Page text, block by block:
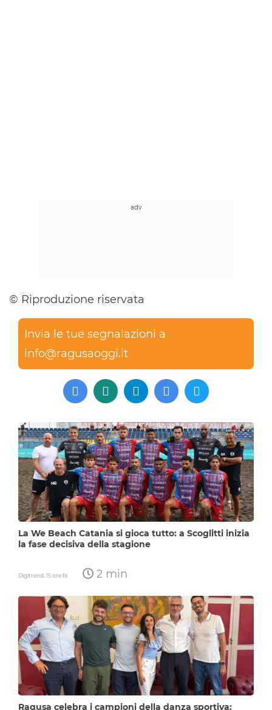
© Riproduzione riservata
Invia le tue segnalazioni a
info@ragusaoggi.it
La We Beach Catania si gioca tutto: a Scoglitti inizia
la fase decisiva della stagione
Digitrend, 15 ore fa 2 min
Ragusa celebra i campioni della danza sportiva: